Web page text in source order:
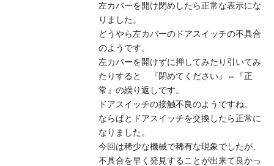
左カバーを開け閉めしたら正常な表示にな
りました。
どうやら左カバーのドアスイッチの不具合
のようです。
左カバーを開けずに押してみたり引いてみ
たりすると 『閉めてください』⇔『正
常』の繰り返しです。
ドアスイッチの接触不良のようですね。
ならばとドアスイッチを交換したら正常に
なりました。
今回は稀少な機械で稀有な現象でしたが、
不具合を早く発見することが出来て良かっ